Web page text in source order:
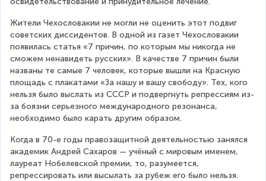
Жители Чехословакии не могли не оценить этот подвиг
советских диссидентов. В одной из газет Чехословакии
появилась статья «7 причин, по которым мы никогда не
сможем ненавидеть русских». В качестве 7 причин были
названы те самые 7 человек, которые вышли на Красную
площадь с плакатами «За нашу и вашу свободу». Тех, кого
нельзя было выслать из СССР и подвергнуть репрессиям из-
за боязни серьезного международного резонанса,
необходимо было карать другим образом.
Когда в 70-е годы правозащитной деятельностью занялся
академик Андрей Сахаров — учёный с мировым именем,
лауреат Нобелевской премии, то, разумеется,
репрессировать или высылать за рубеж его было нельзя.